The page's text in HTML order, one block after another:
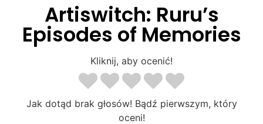
Artiswitch: Ruru’s
Episodes of Memories
Kliknij, aby ocenić!
Jak dotąd brak głosów! Bądź pierwszym, który
oceni!